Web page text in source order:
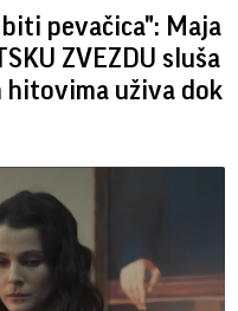
pevačica": Maja
ZVEZDU sluša
hitovima uživa dok